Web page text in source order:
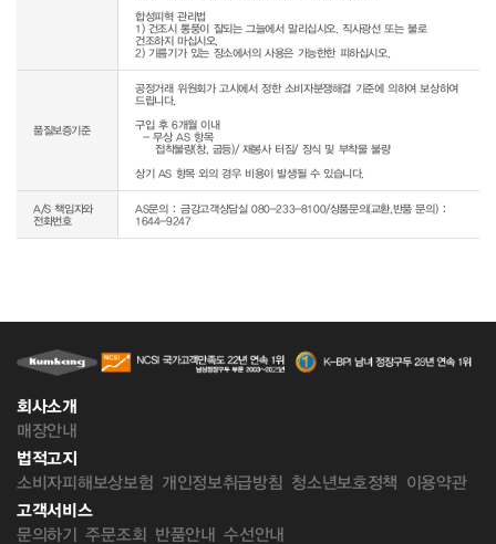
합성피혁 관리법
1) 건조시 통풍이 잘되는 그늘에서 말리십시오. 직사광선 또는 불로
건조하지 마십시오.
품질보증기준
공정거래 위원회가 고시에서 정한 소비자분쟁해결 기준에 의하여 보상하여
드립니다.
구입 후 6개월 이내
  - 무상 AS 항목
상기 AS 항목 외의 경우 비용이 발생될 수 있습니다.
A/S 책임자와
전화번호
AS문의 : 금강고객상담실 080-233-8100/상품문의(교환,반품 문의) :
1644-9247
회사소개
매장안내
법적고지
소비자피해보상보험 개인정보취급방침 청소년보호정책 이용약관
고객서비스
문의하기 주문조회 반품안내 수선안내